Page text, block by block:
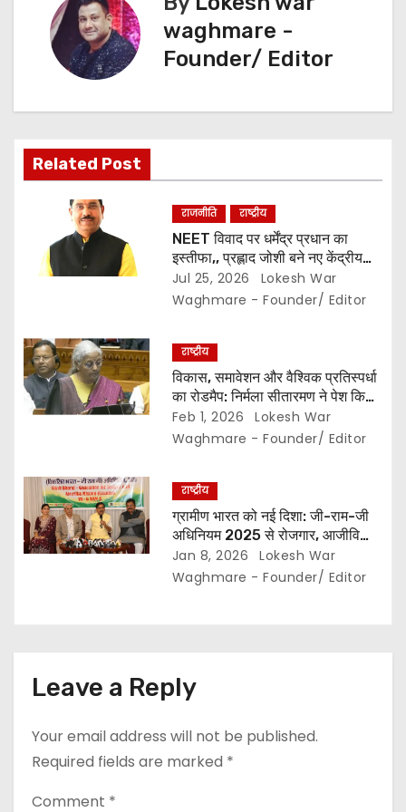
r
v
i
g
o
n
waghmare -
Founder/ Editor
Related Post
राजनीति राष्ट्रीय
NEET विवाद पर धर्मेंद्र प्रधान का
इस्तीफा,, प्रह्लाद जोशी बने नए केंद्रीय
शिक्षा मंत्री..
Jul 25, 2026
Lokesh War
Waghmare - Founder/ Editor
राष्ट्रीय
विकास, समावेशन और वैश्विक प्रतिस्पर्धा
का रोडमैप: निर्मला सीतारमण ने पेश किया
2026-27 का मेगा बजट.. जानिए क्या
मिला बजट में…
Feb 1, 2026
Lokesh War
Waghmare - Founder/ Editor
राष्ट्रीय
ग्रामीण भारत को नई दिशा: जी-राम-जी
अधिनियम 2025 से रोजगार, आजीविका
और जवाबदेही का विस्तार… गाँव सशक्त
होंगे, तभी साकार होगा विकसित भारत का
Jan 8, 2026
Lokesh War
Waghmare - Founder/ Editor
Leave a Reply
Your email address will not be published.
Required fields are marked *
Comment *